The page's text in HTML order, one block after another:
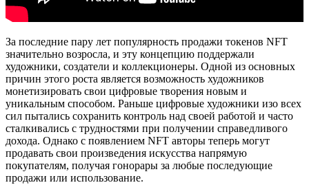
За последние пару лет популярность продажи токенов NFT
значительно возросла, и эту концепцию поддержали
художники, создатели и коллекционеры. Одной из основных
причин этого роста является возможность художников
монетизировать свои цифровые творения новым и
уникальным способом. Раньше цифровые художники изо всех
сил пытались сохранить контроль над своей работой и часто
сталкивались с трудностями при получении справедливого
дохода. Однако с появлением NFT авторы теперь могут
продавать свои произведения искусства напрямую
покупателям, получая гонорары за любые последующие
продажи или использование.